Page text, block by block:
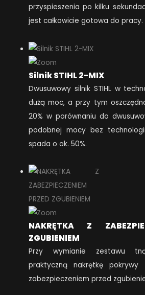
przyspieszenia po kilku
jest całkowicie gotowa do pracy.
Silnik STIHL 2-MIX
Dwusuwowy silnik STIHL w
dużą moc, a przy tym
20% w porównaniu do
podobnej mocy bez
spada o ok. 50%.
NAKRĘTKA Z
ZGUBIENIEM
Przy wymianie zestawu
praktyczną nakrętkę pokrywy
zabezpieczeniem przed